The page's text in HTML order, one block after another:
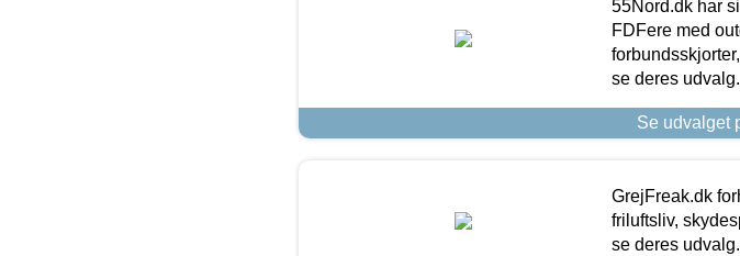
55Nord.dk har
FDFere med
se deres udvalg.
Se udvalget
GrejFreak.dk
friluftsliv,
se deres udvalg.